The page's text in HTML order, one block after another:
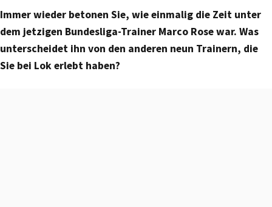
Immer wieder betonen Sie, wie einmalig die Zeit unter
dem jetzigen Bundesliga-Trainer Marco Rose war. Was
unterscheidet ihn von den anderen neun Trainern, die
Sie bei Lok erlebt haben?